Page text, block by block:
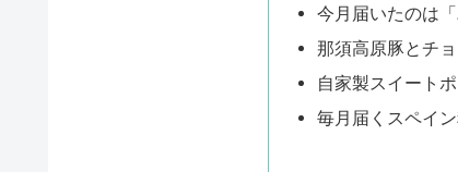
今月届いたのは「
那須高原豚とチ
自家製スイートポ
毎月届くスペイ